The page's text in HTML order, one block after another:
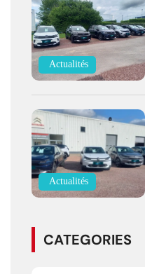
Actualités
Actualités
CATEGORIES